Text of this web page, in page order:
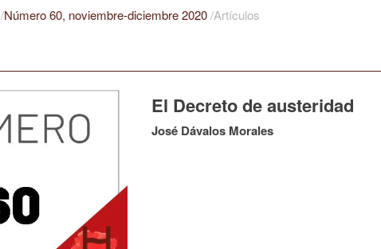
/Número 60, noviembre-diciembre 2020/Artículos
El Decreto de austeridad
José Dávalos Morales